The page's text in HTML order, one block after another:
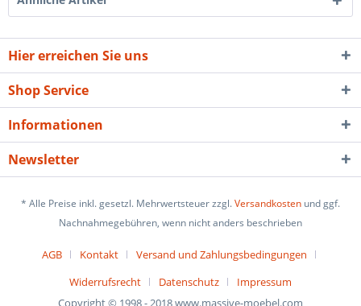
Hier erreichen Sie uns
Shop Service
Informationen
Newsletter
* Alle Preise inkl. gesetzl. Mehrwertsteuer zzgl.Versandkosten und ggf.
Nachnahmegebühren, wenn nicht anders beschrieben
AGB Kontakt
Versand und Zahlungsbedingungen
Widerrufsrecht
Datenschutz
Impressum
Copyright © 1998 - 2018 www.massive-moebel.com